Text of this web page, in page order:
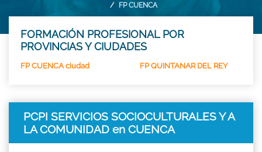
FP CUENCA
FORMACIÓN PROFESIONAL POR
PROVINCIAS Y CIUDADES
FP CUENCA ciudad FP QUINTANAR DEL REY
PCPI SERVICIOS SOCIOCULTURALES Y A
LA COMUNIDAD en CUENCA